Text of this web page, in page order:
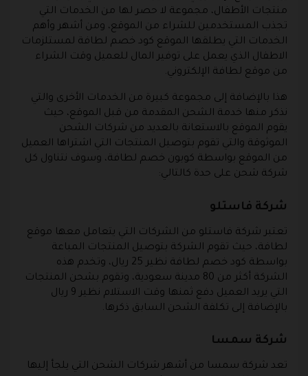
منتجات الأطفال، مجموعة لا حصر لها من الخدمات التي
تجذب المستخدمين للشراء من الموقع، ومن أشهر وأهم
الخدمات التي يطلقها الموقع كود خصم لطافة لمستلزمات
الاطفال الذي يعمل على توفير المال للعميل وقت الشراء
من موقع لطافة الإلكتروني.
هذا بالإضافة إلى مجموعة كبيرة من الخدمات الأخرى والتي
نذكر منها خدمة الشحن المقدمة من قبل الموقع، حيث
يقوم الموقع بالاستعانة بالعديد من شركات الشحن
الموثوقة والتي تقوم بتوصيل المنتجات التي اشتراها العميل
من الموقع بواسطة كوبون خصم لطافة، وسوف نتناول كل
شركة شحن على حدة كالتالي:
شركة فاستلو
تعتبر شركة فاستلو من الشركات التي يتعامل معها موقع
لطافة، حيث تقوم الشركة بتوصيل المنتجات المباعة
بواسطة كود خصم لطافة نظير 25 ريال، وتخدم هذه
الشركة أكثر من 80 مدينة سعودية، وتقوم بشحن المنتجات
التي يريد العميل دفع ثمنها وقت الاستلام نظير 9 ريال
بالإضافة إلى تكلفة الشحن السابق ذكرها.
شركة سمسا
تعد شركة سمسا من أشهر شركات الشحن التي يلجأ إليها